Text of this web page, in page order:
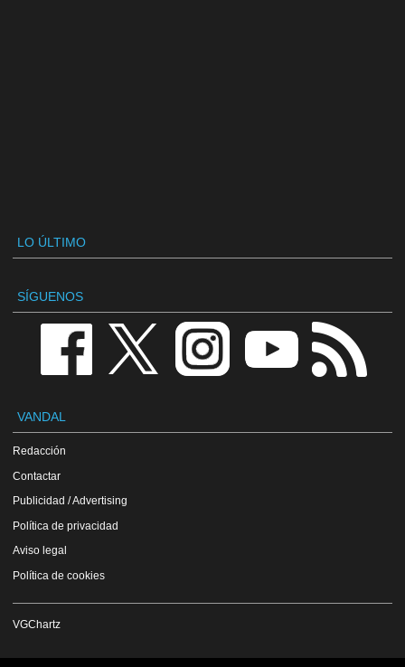
LO ÚLTIMO
SÍGUENOS
VANDAL
Redacción
Contactar
Publicidad / Advertising
Política de privacidad
Aviso legal
Política de cookies
VGChartz